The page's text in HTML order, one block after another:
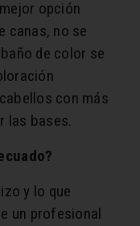
opción
canas, no se
de color se
con más
las bases.
y lo que
un profesional